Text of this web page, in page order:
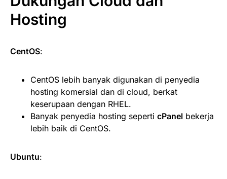
Hosting
CentOS:
CentOS lebih banyak digunakan di penyedia
hosting komersial dan di cloud, berkat
keserupaan dengan RHEL.
Banyak penyedia hosting seperti cPanel bekerja
lebih baik di CentOS.
Ubuntu: